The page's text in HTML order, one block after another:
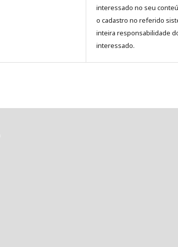
interessado no seu
o cadastro no referido
inteira responsabilidade
interessado.